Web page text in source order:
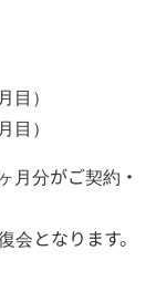
）
）
月分がご契約・
となります。